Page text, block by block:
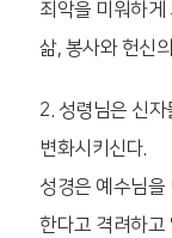
죄악을 미워하게
삶, 봉사와 헌신
2. 성령님은 신
변화시키신다.
성경은 예수님을
한다고 격려하고